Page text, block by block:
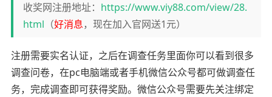
收奖网注册地址： https://www.viy88.com/view/28.
html （好消息，现在加入官网送1元）
注册需要实名认证，之后在调查任务里面你可以看到很多
调查问卷，在pc电脑端或者手机微信公众号都可做调查任
务，完成调查即可获得奖励。微信公众号需要先关注绑定